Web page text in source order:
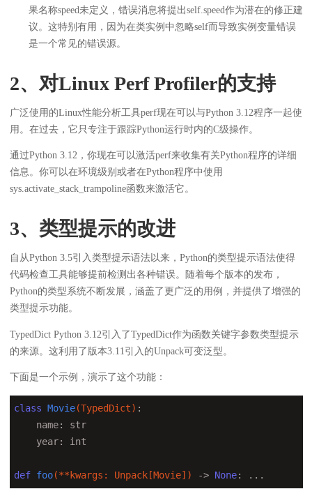
果名称speed未定义，错误消息将提出self.speed作为潜在的修正建
议。这特别有用，因为在类实例中忽略self而导致实例变量错误
是一个常见的错误源。
2、对Linux Perf Profiler的支持
广泛使用的Linux性能分析工具perf现在可以与Python 3.12程序一起使
用。在过去，它只专注于跟踪Python运行时内的C级操作。
通过Python 3.12，你现在可以激活perf来收集有关Python程序的详细
信息。你可以在环境级别或者在Python程序中使用
sys.activate_stack_trampoline函数来激活它。
3、类型提示的改进
自从Python 3.5引入类型提示语法以来，Python的类型提示语法使得
代码检查工具能够提前检测出各种错误。随着每个版本的发布，
Python的类型系统不断发展，涵盖了更广泛的用例，并提供了增强的
类型提示功能。
TypedDict Python 3.12引入了TypedDict作为函数关键字参数类型提示
的来源。这利用了版本3.11引入的Unpack可变泛型。
下面是一个示例，演示了这个功能：
class Movie(TypedDict) :
    name: str
    year: int
def foo(**kwargs: Unpack[Movie]) -> None: ...